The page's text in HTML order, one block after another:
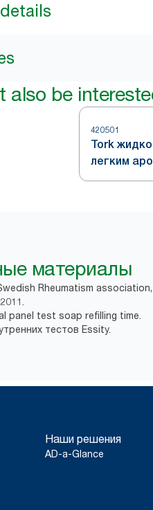
also be
420501
Tork
легким
материалы
Rheumatism
panel test soap refilling time.
тестов Essity.
Наши решения
AD-a-Glance